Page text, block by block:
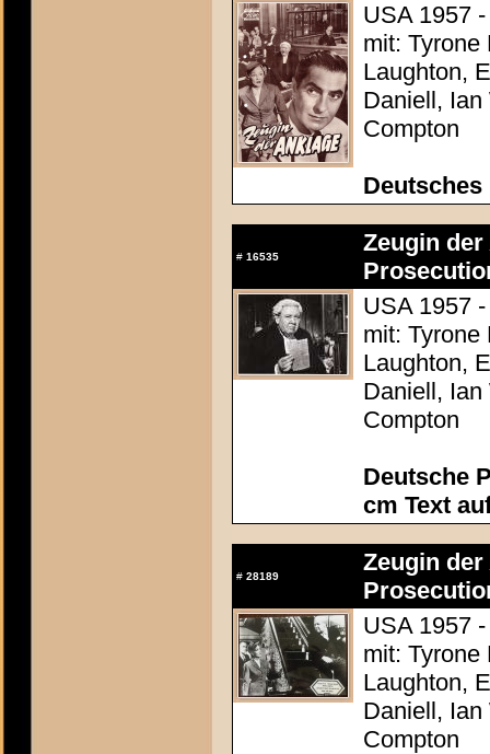
USA 1957
mit: Tyrone
Laughton,
Daniell, Ian
Compton
# 16535
Zeugin
USA 1957
mit: Tyrone
Laughton,
Daniell, Ian
Compton
Deutsche
cm Text
# 28189
Zeugin
USA 1957
mit: Tyrone
Laughton,
Daniell, Ian
Compton